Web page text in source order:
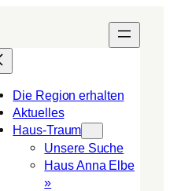
Die Region erhalten
Aktuelles
Haus-Traum
Unsere Suche
Haus Anna Elbe
»